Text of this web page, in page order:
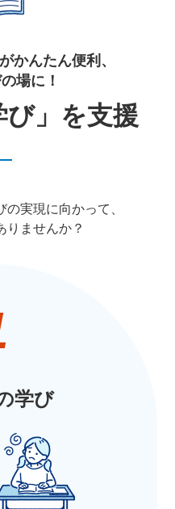
かんたん便利、
場に！​
び」を支援
実現に向かって、
りませんか？​
学び​